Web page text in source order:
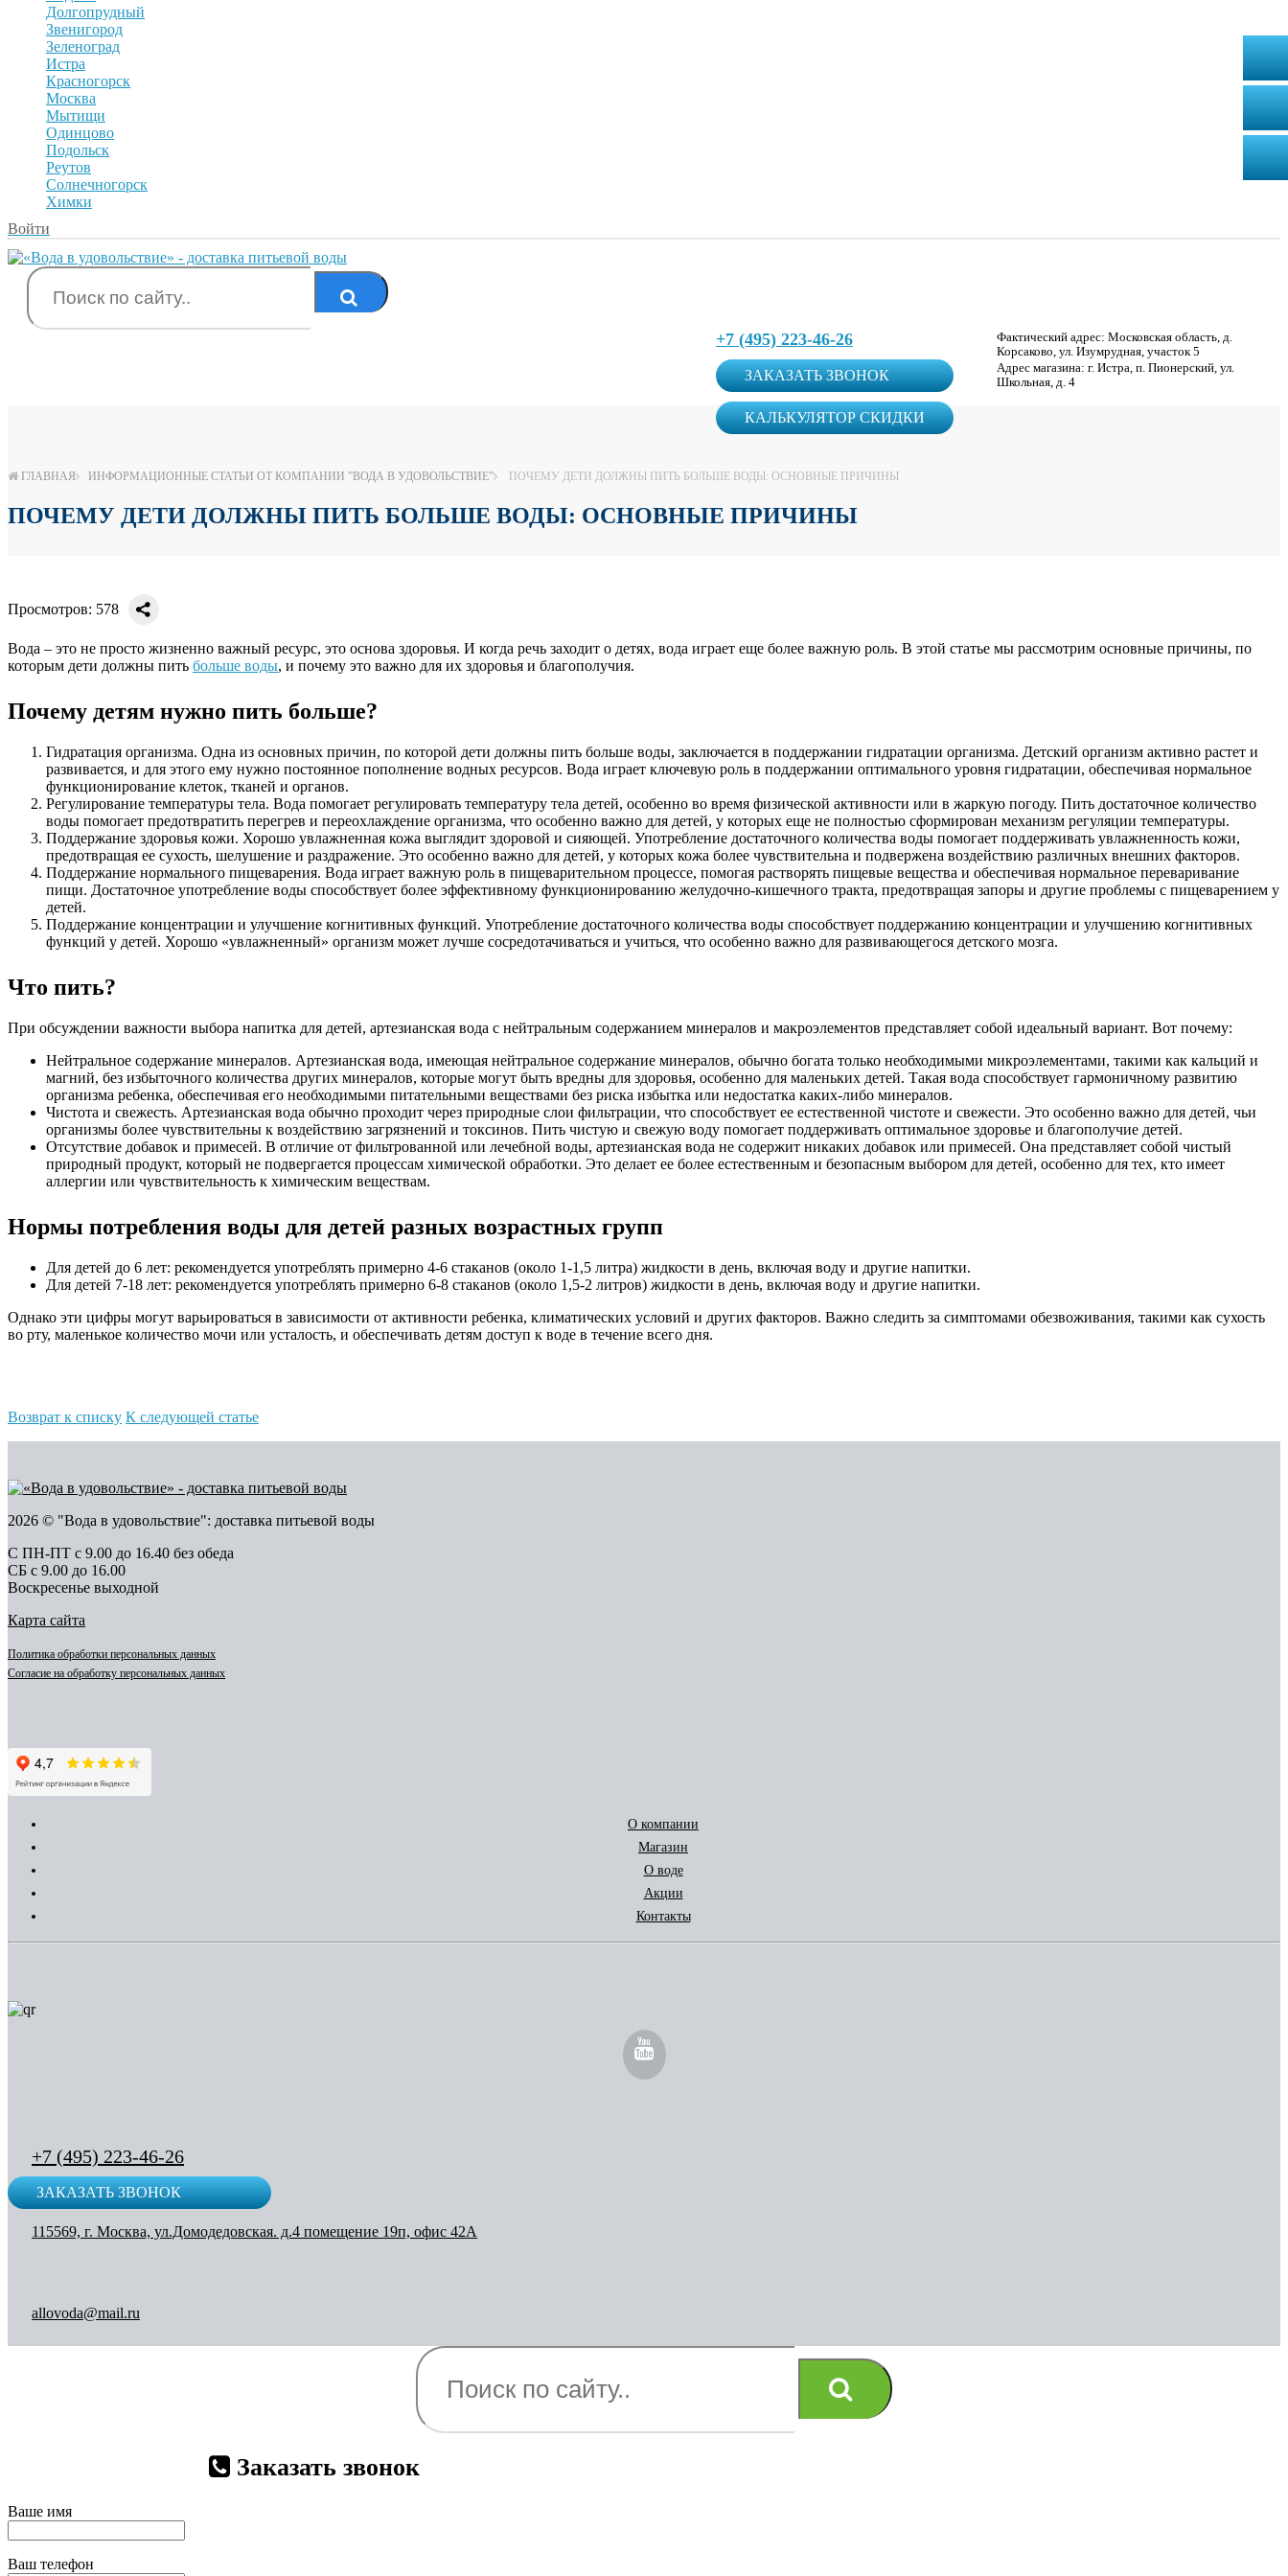
Долгопрудный
Звенигород
Зеленоград
Истра
Красногорск
Москва
Мытищи
Одинцово
Подольск
Реутов
Солнечногорск
Химки
Войти
+7 (495) 223-46-26
ЗАКАЗАТЬ ЗВОНОК
КАЛЬКУЛЯТОР СКИДКИ
Фактический адрес: Московская область, д.
Корсаково, ул. Изумрудная, участок 5
Адрес магазина: г. Истра, п. Пионерский, ул.
Школьная, д. 4
ГЛАВНАЯ ИНФОРМАЦИОННЫЕ СТАТЬИ ОТ КОМПАНИИ ”ВОДА В УДОВОЛЬСТВИЕ” ПОЧЕМУ ДЕТИ ДОЛЖНЫ ПИТЬ БОЛЬШЕ ВОДЫ: ОСНОВНЫЕ ПРИЧИНЫ
ПОЧЕМУ ДЕТИ ДОЛЖНЫ ПИТЬ БОЛЬШЕ ВОДЫ: ОСНОВНЫЕ ПРИЧИНЫ
Просмотров: 578
Вода – это не просто жизненно важный ресурс, это основа здоровья. И когда речь заходит о детях, вода играет еще более важную роль. В этой статье мы рассмотрим основные причины, по
которым дети должны пить больше воды, и почему это важно для их здоровья и благополучия.
Почему детям нужно пить больше?
Гидратация организма. Одна из основных причин, по которой дети должны пить больше воды, заключается в поддержании гидратации организма. Детский организм активно растет и
развивается, и для этого ему нужно постоянное пополнение водных ресурсов. Вода играет ключевую роль в поддержании оптимального уровня гидратации, обеспечивая нормальное
функционирование клеток, тканей и органов.
Регулирование температуры тела. Вода помогает регулировать температуру тела детей, особенно во время физической активности или в жаркую погоду. Пить достаточное количество
воды помогает предотвратить перегрев и переохлаждение организма, что особенно важно для детей, у которых еще не полностью сформирован механизм регуляции температуры.
Поддержание здоровья кожи. Хорошо увлажненная кожа выглядит здоровой и сияющей. Употребление достаточного количества воды помогает поддерживать увлажненность кожи,
предотвращая ее сухость, шелушение и раздражение. Это особенно важно для детей, у которых кожа более чувствительна и подвержена воздействию различных внешних факторов.
Поддержание нормального пищеварения. Вода играет важную роль в пищеварительном процессе, помогая растворять пищевые вещества и обеспечивая нормальное переваривание
пищи. Достаточное употребление воды способствует более эффективному функционированию желудочно-кишечного тракта, предотвращая запоры и другие проблемы с пищеварением у
детей.
Поддержание концентрации и улучшение когнитивных функций. Употребление достаточного количества воды способствует поддержанию концентрации и улучшению когнитивных
функций у детей. Хорошо «увлажненный» организм может лучше сосредотачиваться и учиться, что особенно важно для развивающегося детского мозга.
Что пить?
При обсуждении важности выбора напитка для детей, артезианская вода с нейтральным содержанием минералов и макроэлементов представляет собой идеальный вариант. Вот почему:
Нейтральное содержание минералов. Артезианская вода, имеющая нейтральное содержание минералов, обычно богата только необходимыми микроэлементами, такими как кальций и
магний, без избыточного количества других минералов, которые могут быть вредны для здоровья, особенно для маленьких детей. Такая вода способствует гармоничному развитию
организма ребенка, обеспечивая его необходимыми питательными веществами без риска избытка или недостатка каких-либо минералов.
Чистота и свежесть. Артезианская вода обычно проходит через природные слои фильтрации, что способствует ее естественной чистоте и свежести. Это особенно важно для детей, чьи
организмы более чувствительны к воздействию загрязнений и токсинов. Пить чистую и свежую воду помогает поддерживать оптимальное здоровье и благополучие детей.
Отсутствие добавок и примесей. В отличие от фильтрованной или лечебной воды, артезианская вода не содержит никаких добавок или примесей. Она представляет собой чистый
природный продукт, который не подвергается процессам химической обработки. Это делает ее более естественным и безопасным выбором для детей, особенно для тех, кто имеет
аллергии или чувствительность к химическим веществам.
Нормы потребления воды для детей разных возрастных групп
Для детей до 6 лет: рекомендуется употреблять примерно 4-6 стаканов (около 1-1,5 литра) жидкости в день, включая воду и другие напитки.
Для детей 7-18 лет: рекомендуется употреблять примерно 6-8 стаканов (около 1,5-2 литров) жидкости в день, включая воду и другие напитки.
Однако эти цифры могут варьироваться в зависимости от активности ребенка, климатических условий и других факторов. Важно следить за симптомами обезвоживания, такими как сухость
во рту, маленькое количество мочи или усталость, и обеспечивать детям доступ к воде в течение всего дня.
Возврат к списку К следующей статье
2026 © "Вода в удовольствие": доставка питьевой воды
С ПН-ПТ с 9.00 до 16.40 без обеда
СБ с 9.00 до 16.00
Воскресенье выходной
Карта сайта
Политика обработки персональных данных
Согласие на обработку персональных данных
О компании
Магазин
О воде
Акции
Контакты
+7 (495) 223-46-26
ЗАКАЗАТЬ ЗВОНОК
115569, г. Москва, ул.Домодедовская. д.4 помещение 19п, офис 42А
allovoda@mail.ru
Заказать звонок
Ваше имя
Ваш телефон